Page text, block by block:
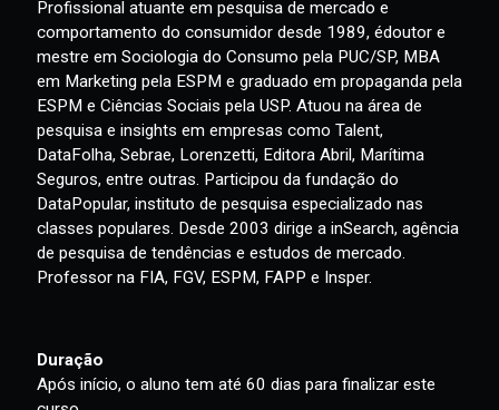
Professor
Prof. Fabio Marinho Borges
Profissional atuante em pesquisa de mercado e
comportamento do consumidor desde 1989, édoutor e
mestre em Sociologia do Consumo pela PUC/SP, MBA
em Marketing pela ESPM e graduado em propaganda pela
ESPM e Ciências Sociais pela USP. Atuou na área de
pesquisa e insights em empresas como Talent,
DataFolha, Sebrae, Lorenzetti, Editora Abril, Marítima
Seguros, entre outras. Participou da fundação do
de pesquisa de tendências e estudos de mercado.
Professor na FIA, FGV, ESPM, FAPP e Insper.